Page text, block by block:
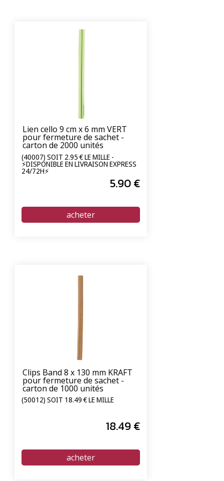
Lien cello 9 cm x 6 mm VERT
pour fermeture de sachet -
carton de 2000 unités
(40007) SOIT 2.95 € LE MILLE -
⚡DISPONIBLE EN LIVRAISON EXPRESS
24/72H⚡
5.90€
Clips Band 8 x 130 mm KRAFT
pour fermeture de sachet -
carton de 1000 unités
(50012) SOIT 18.49 € LE MILLE
18.49 €